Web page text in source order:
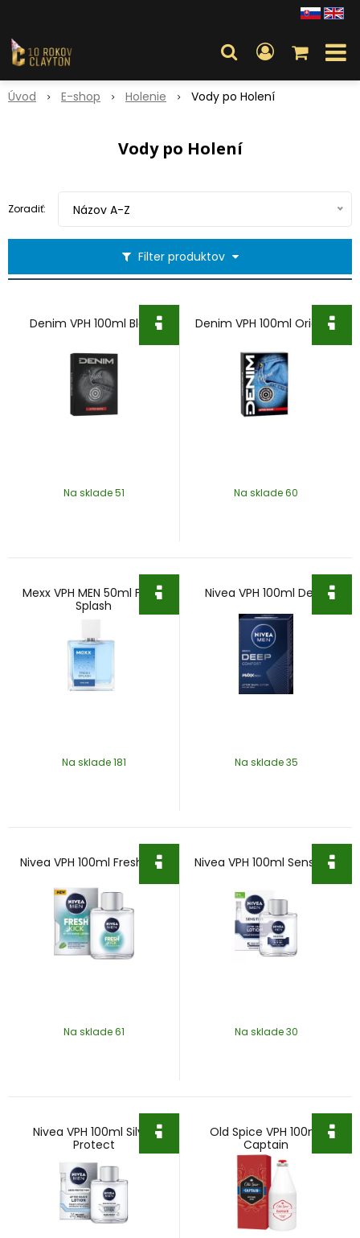
Úvod E-shop Holenie Vody po Holení
Vody po Holení
Filter produktov
Zoradiť: Názov A-Z
Denim VPH 100ml Black
Na sklade 51
Denim VPH 100ml Original
Na sklade 60
Mexx VPH MEN 50ml Fresh
Splash
Na sklade 181
Nivea VPH 100ml Deep
Na sklade 35
Nivea VPH 100ml Fresh Kick
Na sklade 61
Nivea VPH 100ml Sensitive
Na sklade 30
Nivea VPH 100ml Silver
Protect
Old Spice VPH 100ml
Captain